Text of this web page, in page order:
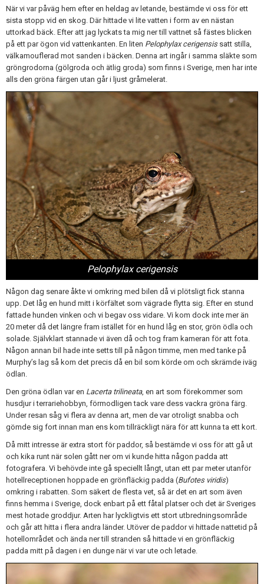
När vi var påväg hem efter en heldag av letande, bestämde vi oss för ett
sista stopp vid en skog. Där hittade vi lite vatten i form av en nästan
uttorkad bäck. Efter att jag lyckats ta mig ner till vattnet så fästes blicken
på ett par ögon vid vattenkanten. En liten Pelophylax cerigensissatt stilla,
välkamouflerad mot sanden i bäcken. Denna art ingår i samma släkte som
gröngrodorna (gölgroda och ätlig groda) som finns i Sverige, men har inte
alls den gröna färgen utan går i ljust gråmelerat.
Pelophylax cerigensis
Någon dag senare åkte vi omkring med bilen då vi plötsligt fick stanna
upp. Det låg en hund mitt i körfältet som vägrade flytta sig. Efter en stund
fattade hunden vinken och vi begav oss vidare. Vi kom dock inte mer än
20 meter då det längre fram istället för en hund låg en stor, grön ödla och
solade. Självklart stannade vi även då och tog fram kameran för att fota.
Någon annan bil hade inte setts till på någon timme, men med tanke på
Murphy’s lag så kom det precis då en bil som körde om och skrämde iväg
ödlan.
Den gröna ödlan var en Lacerta trilineata, en art som förekommer som
husdjur i terrariehobbyn, förmodligen tack vare dess vackra gröna färg.
Under resan såg vi flera av denna art, men de var otroligt snabba och
gömde sig fort innan man ens kom tillräckligt nära för att kunna ta ett kort.
Då mitt intresse är extra stort för paddor, så bestämde vi oss för att gå ut
och kika runt när solen gått ner om vi kunde hitta någon padda att
fotografera. Vi behövde inte gå speciellt långt, utan ett par meter utanför
hotellreceptionen hoppade en grönfläckig padda (Bufotes viridis)
omkring i rabatten. Som säkert de flesta vet, så är det en art som även
finns hemma i Sverige, dock enbart på ett fåtal platser och det är Sveriges
mest hotade groddjur. Arten har lyckligtvis ett stort utbredningsområde
och går att hitta i flera andra länder. Utöver de paddor vi hittade nattetid på
hotellområdet och ända ner till stranden så hittade vi en grönfläckig
padda mitt på dagen i en dunge när vi var ute och letade.